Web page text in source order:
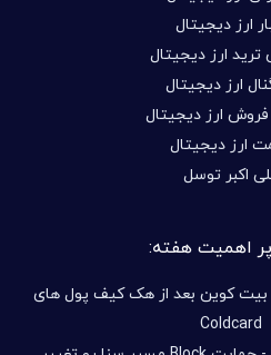
ارز دیجیتال
ارز دیجیتال
ارز دیجیتال
ارز دیجیتال
ارز دیجیتال
اکبر توسل
اهمیت هفته:
دلاری بیت کوین بعد از هک کیف پول های
Coldcard